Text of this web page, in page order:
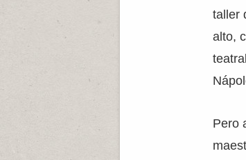
taller
alto,
Pero